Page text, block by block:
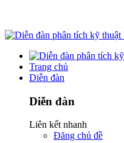
Trang chủ
Diễn đàn
Diễn đàn
Liên kết nhanh
Đăng chủ đề